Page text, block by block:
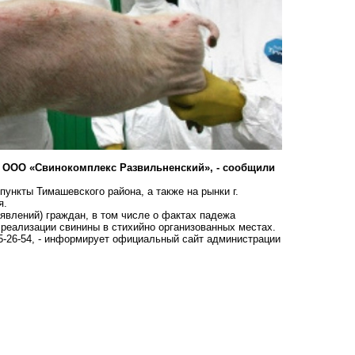
ООО «Свинокомплекс Развильненский», - сообщили
Тимашевского района, а также на рынки г.
граждан, в том числе о фактах падежа
свинины в стихийно организованных местах.
54, - информирует официальный сайт администрации